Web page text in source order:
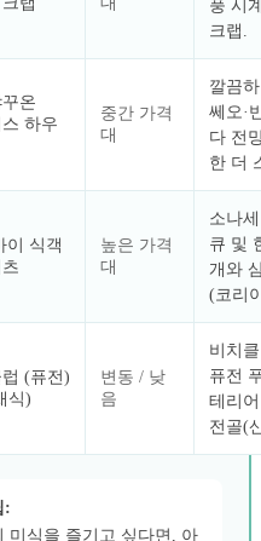
풍 시
크랩.
온
하우
중간 가격
대
깔끔
쎄오·
다 전
한 더
이 식객
높은 가격
대
소나
큐 및
개와
(코리
(퓨전)
식)
변동 / 낮
음
비치
퓨전
테리
전골(
:
미식을 즐기고 싶다면, 아